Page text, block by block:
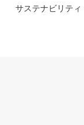
サステナビリティ